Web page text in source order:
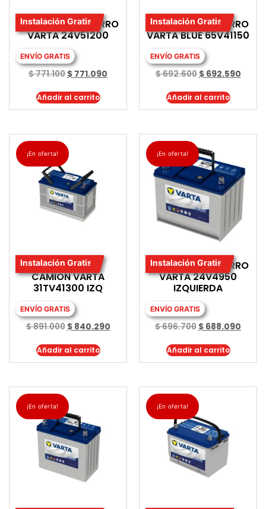
Instalación Gratis
BATERIA PARA CARRO
VARTA 24V51200
ENVÍO GRATIS
$771.100 $ 771.090
Añadir al carrito
Instalación Gratis
BATERIA PARA CARRO
VARTA BLUE 65V41150
ENVÍO GRATIS
$692.600 $692.590
Añadir al carrito
¡En oferta!
Instalación Gratis
BATERIA PARA
CAMION VARTA
31TV41300 IZQ
ENVÍO GRATIS
$891.000 $840.290
Añadir al carrito
¡En oferta!
Instalación Gratis
BATERIA PARA CARRO
VARTA 24V4950
IZQUIERDA
ENVÍO GRATIS
$696.700 $ 688.090
Añadir al carrito
¡En oferta! ¡En oferta!